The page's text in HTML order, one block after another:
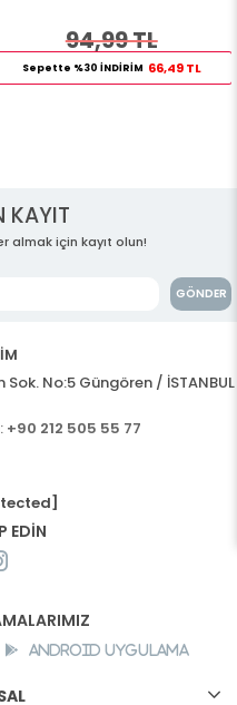
94,99 TL
Sepette %30 İNDİRİM 66,49 TL
KAYIT
almak için kayıt olun!
GÖNDER
No:5 Güngören / İSTANBUL
+90 212 505 55 77
EDİN
Android Uygulama